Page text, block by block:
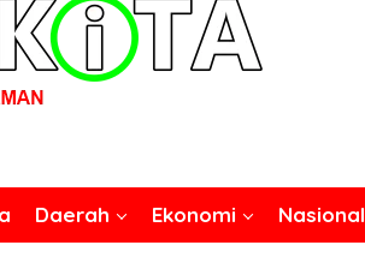
Daerah Ekonomi Nasional